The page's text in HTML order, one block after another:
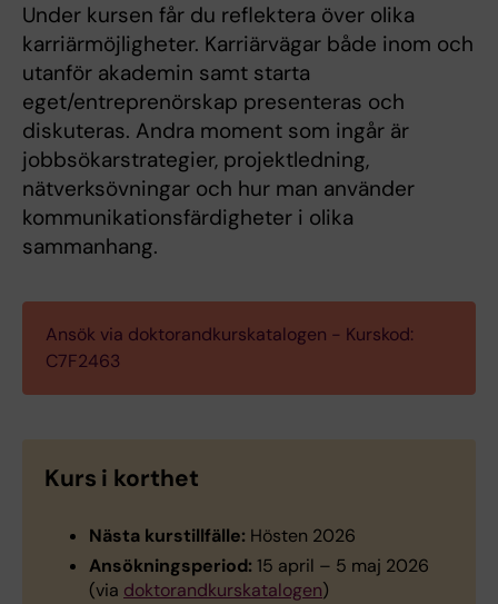
Under kursen får du reflektera över olika
karriärmöjligheter. Karriärvägar både inom och
utanför akademin samt starta
eget/entreprenörskap presenteras och
diskuteras. Andra moment som ingår är
jobbsökarstrategier, projektledning,
nätverksövningar och hur man använder
kommunikationsfärdigheter i olika
sammanhang.
Ansök via doktorandkurskatalogen - Kurskod:
C7F2463
Kurs i korthet
Nästa kurstillfälle: Hösten 2026
Ansökningsperiod: 15 april – 5 maj 2026
(via doktorandkurskatalogen)